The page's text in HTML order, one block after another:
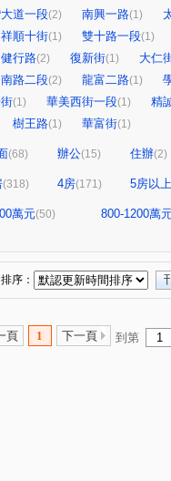
道一段(2) 南興一路(1)
祥順十街(1) 雙十路一段(1)
健行路(2) 復新街(1)
大仁
路二段(2) 龍富二路(1)
(1) 華美西街一段(1)
精
樹王路(1) 華富街(1)
(68) 辦公(15) 住辦(2)
(318) 4房(171) 5房以上
萬元(50)
800-1200萬
排序：
頁 1 下一頁 到第